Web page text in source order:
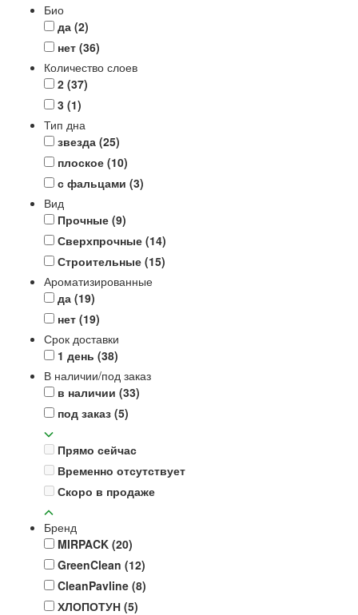
Био
да (2)
нет (36)
Количество слоев
2 (37)
3 (1)
Тип дна
звезда (25)
плоское (10)
с фальцами (3)
Вид
Прочные (9)
Сверхпрочные (14)
Строительные (15)
Ароматизированные
да (19)
нет (19)
Срок доставки
1 день (38)
В наличии/под заказ
в наличии (33)
под заказ (5)
Прямо сейчас
Временно отсутствует
Скоро в продаже
Бренд
MIRPACK (20)
GreenClean (12)
CleanPavline (8)
ХЛОПОТУН (5)